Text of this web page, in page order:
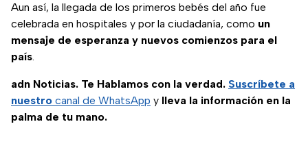
Aun así, la llegada de los primeros bebés del año fue
celebrada en hospitales y por la ciudadanía, como un
mensaje de esperanza y nuevos comienzos para el
país.
adn Noticias. Te Hablamos con la verdad. Suscríbete a
nuestro canal de WhatsApp y lleva la información en la
palma de tu mano.